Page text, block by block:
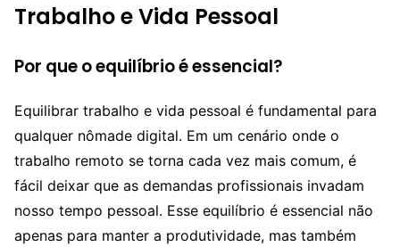
Trabalho e Vida Pessoal
Por que o equilíbrio é essencial?
Equilibrar trabalho e vida pessoal é fundamental para
qualquer nômade digital. Em um cenário onde o
trabalho remoto se torna cada vez mais comum, é
fácil deixar que as demandas profissionais invadam
nosso tempo pessoal. Esse equilíbrio é essencial não
apenas para manter a produtividade, mas também